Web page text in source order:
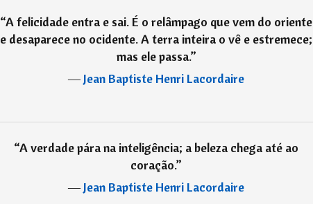
“A felicidade entra e sai. É o relâmpago que vem do oriente
e desaparece no ocidente. A terra inteira o vê e estremece;
mas ele passa.”
―Jean Baptiste Henri Lacordaire
“A verdade pára na inteligência; a beleza chega até ao
coração.”
―Jean Baptiste Henri Lacordaire